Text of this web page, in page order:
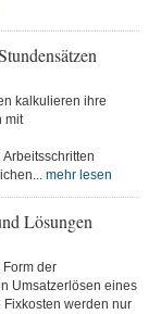
kalkulieren ihre
mit
mehr lesen
Lösungen
der
Umsatzerlösen eines
werden nur